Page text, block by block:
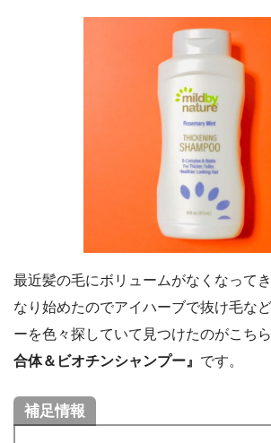
最近髪の毛にボリュームがなくなって
なり始めたのでアイハーブで抜け毛な
ーを色々探していて見つけたのがこち
合体＆ビオチンシャンプー』 です。
補足情報